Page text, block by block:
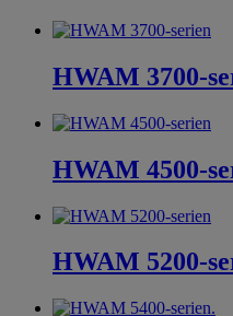
HWAM 3700-
HWAM 4500-
HWAM 5200-